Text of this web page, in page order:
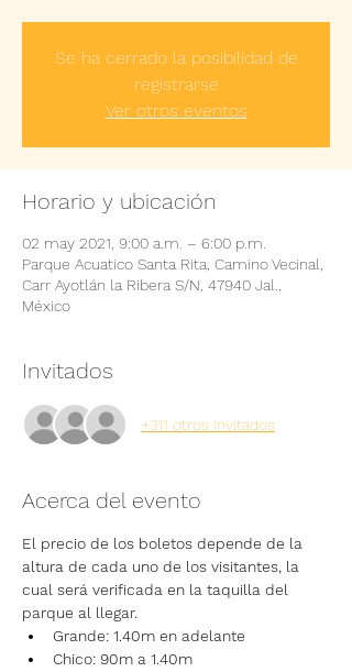
Se ha cerrado la posibilidad de
registrarse
Ver otros eventos
Horario y ubicación
02 may 2021, 9:00 a.m. – 6:00 p.m.
Parque Acuatico Santa Rita, Camino Vecinal,
Carr Ayotlán la Ribera S/N, 47940 Jal.,
México
Invitados
+311 otros invitados
Acerca del evento
El precio de los boletos depende de la
altura de cada uno de los visitantes, la
cual será verificada en la taquilla del
parque al llegar.
Grande: 1.40m en adelante
Chico: 90m a 1.40m